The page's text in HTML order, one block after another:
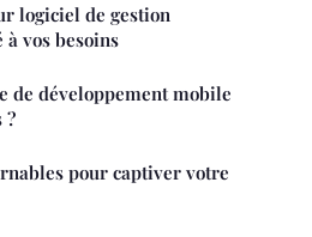
logiciel de gestion
à vos besoins
de développement mobile
?
pour captiver votre